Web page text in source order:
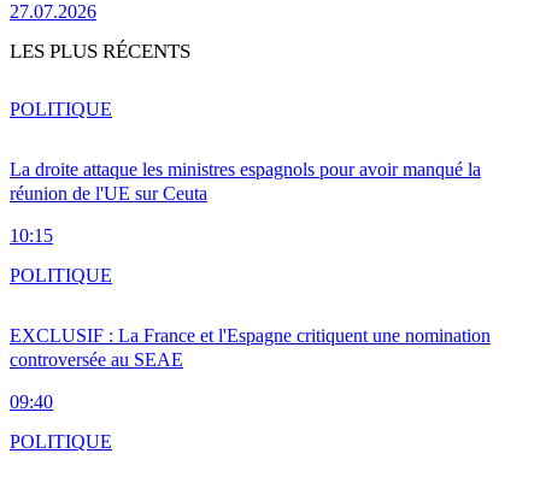
27.07.2026
LES PLUS RÉCENTS
La droite attaque les ministres espagnols pour avoir manqué la
réunion de l'UE sur Ceuta
10:15
POLITIQUE
EXCLUSIF : La France et l'Espagne critiquent une nomination
controversée au SEAE
09:40
POLITIQUE
POLITIQUE